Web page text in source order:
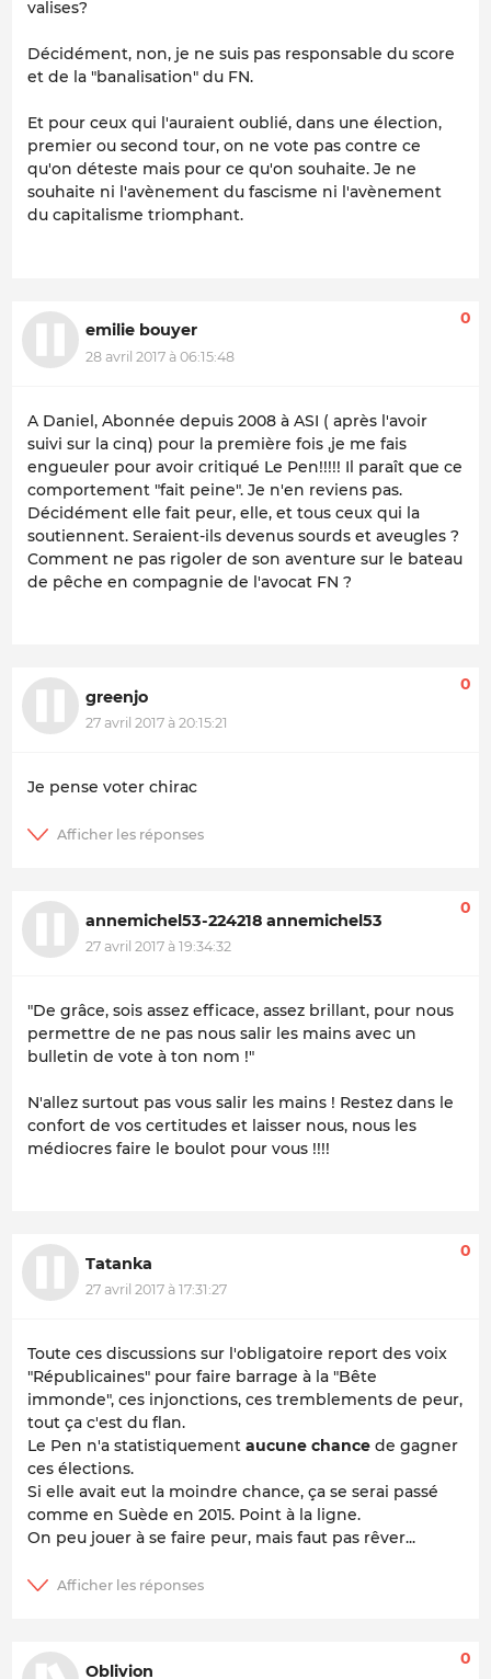
valises?
Décidément, non, je ne suis pas responsable du score
et de la "banalisation" du FN.
Et pour ceux qui l'auraient oublié, dans une élection,
premier ou second tour, on ne vote pas contre ce
qu'on déteste mais pour ce qu'on souhaite. Je ne
souhaite ni l'avènement du fascisme ni l'avènement
du capitalisme triomphant.
emilie bouyer
28 avril 2017 à 06:15:48
0
A Daniel, Abonnée depuis 2008 à ASI ( après l'avoir
suivi sur la cinq) pour la première fois ,je me fais
engueuler pour avoir critiqué Le Pen!!!!! Il paraît que ce
comportement "fait peine". Je n'en reviens pas.
Décidément elle fait peur, elle, et tous ceux qui la
soutiennent. Seraient-ils devenus sourds et aveugles ?
Comment ne pas rigoler de son aventure sur le bateau
de pêche en compagnie de l'avocat FN ?
greenjo
27 avril 2017 à 20:15:21
0
Je pense voter chirac
annemichel53-224218 annemichel53
27 avril 2017 à 19:34:32
0
"De grâce, sois assez efficace, assez brillant, pour nous
permettre de ne pas nous salir les mains avec un
bulletin de vote à ton nom !"
N'allez surtout pas vous salir les mains ! Restez dans le
confort de vos certitudes et laisser nous, nous les
médiocres faire le boulot pour vous !!!!
Tatanka
27 avril 2017 à 17:31:27
0
Toute ces discussions sur l'obligatoire report des voix
"Républicaines" pour faire barrage à la "Bête
immonde", ces injonctions, ces tremblements de peur,
tout ça c'est du flan.
Le Pen n'a statistiquement aucune chance de gagner
ces élections.
Si elle avait eut la moindre chance, ça se serai passé
comme en Suède en 2015. Point à la ligne.
On peu jouer à se faire peur, mais faut pas rêver...
Oblivion
0